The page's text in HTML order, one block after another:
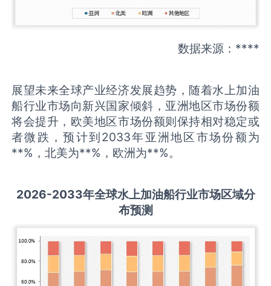
数据来源：****
展望未来全球产业经济发展趋势，随着水上加油
船行业市场向新兴国家倾斜，亚洲地区市场份额
将会提升，欧美地区市场份额则保持相对稳定或
者微跌，预计到2033年亚洲地区市场份额为
**%，北美为**%，欧洲为**%。
2026-2033年全球水上加油船行业市场区域分
布预测